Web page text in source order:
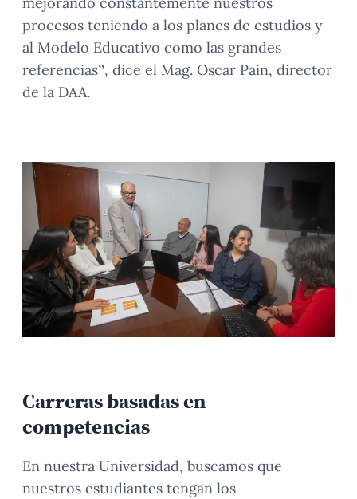
procesos teniendo a los planes de estudios y
al Modelo Educativo como las grandes
referencias”, dice el Mag. Oscar Pain, director
de la DAA.
Carreras basadas en
competencias
En nuestra Universidad, buscamos que
nuestros estudiantes tengan los